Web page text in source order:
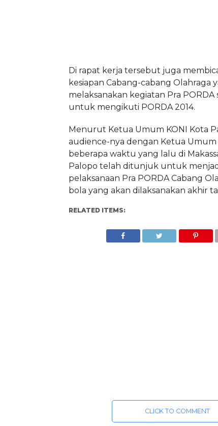
Di rapat kerja tersebut juga
kesiapan Cabang-cabang Olahraga
melaksanakan kegiatan Pra PORDA
untuk mengikuti PORDA 2014.
Menurut Ketua Umum KONI Kota
audience-nya dengan Ketua Umum
beberapa waktu yang lalu di
Palopo telah ditunjuk untuk
pelaksanaan Pra PORDA Cabang
bola yang akan dilaksanakan akhir
RELATED ITEMS:
CLICK TO COMMENT